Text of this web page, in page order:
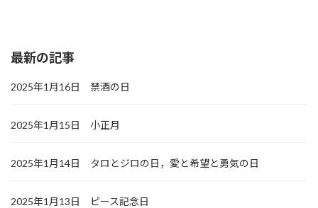
最新の記事
2025年1月16日 禁酒の日
2025年1月15日 小正月
2025年1月14日 タロとジロの日，愛と希望と勇気の日
2025年1月13日 ピース記念日